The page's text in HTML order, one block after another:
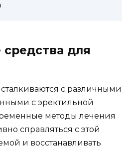
для
с различными
с эректильной
методы лечения
справляться с этой
и восстанавливать